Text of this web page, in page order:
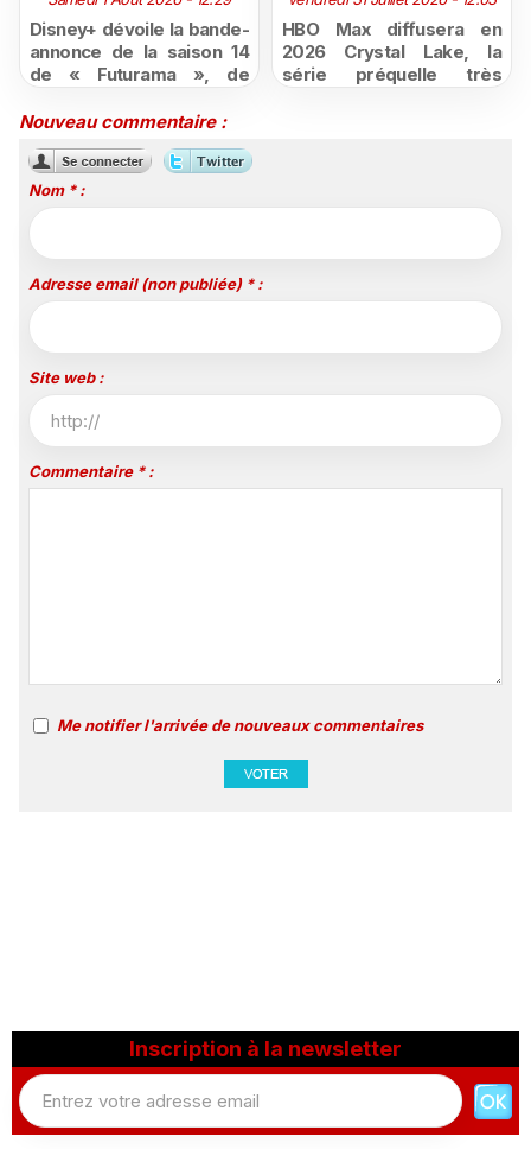
Disney+ dévoile la bande-
annonce de la saison 14
de « Futurama », de
HBO Max diffusera en
2026 Crystal Lake, la
série préquelle très
Nouveau commentaire :
Nom * :
Adresse email (non publiée) * :
Site web :
Commentaire * :
Me notifier l'arrivée de nouveaux commentaires
Inscription à la newsletter